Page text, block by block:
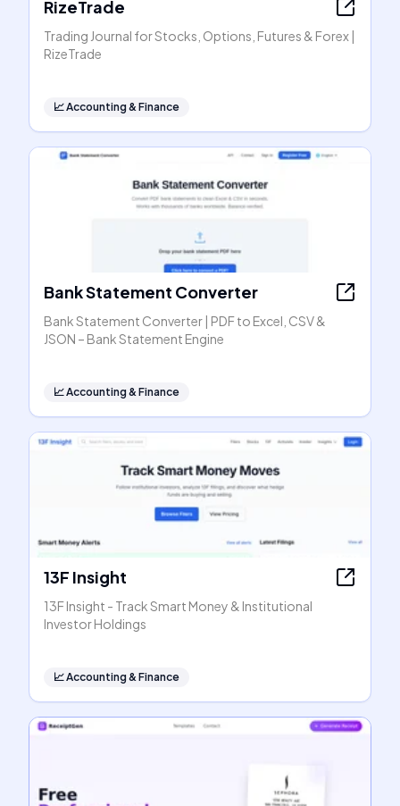
RizeTrade
Trading Journal for Stocks, Options, Futures & Forex |
RizeTrade
📈Accounting & Finance
Bank Statement Converter
Bank Statement Converter | PDF to Excel, CSV &
JSON – Bank Statement Engine
📈Accounting & Finance
13F Insight
13F Insight - Track Smart Money & Institutional
Investor Holdings
📈Accounting & Finance